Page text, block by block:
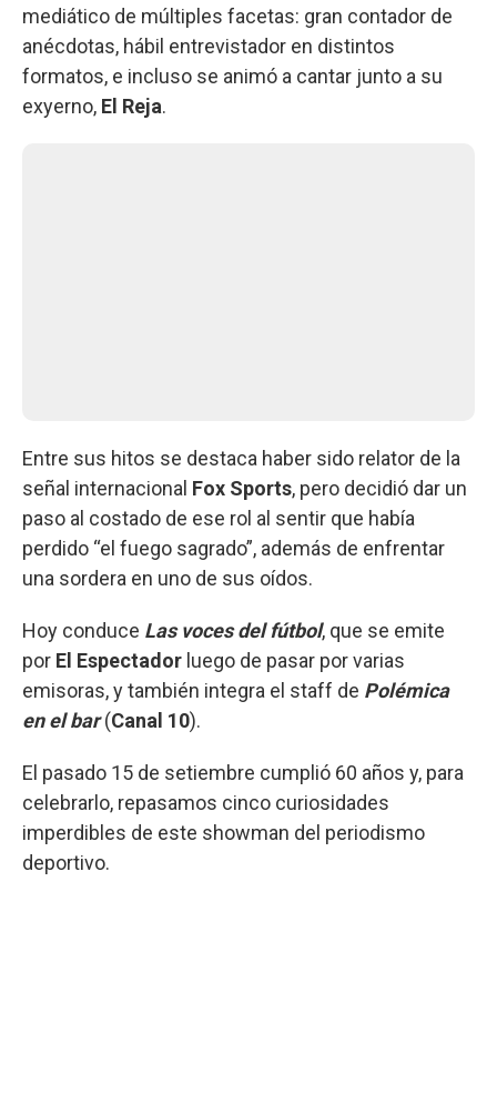
mediático de múltiples facetas: gran contador de
anécdotas, hábil entrevistador en distintos
formatos, e incluso se animó a cantar junto a su
exyerno, El Reja.
Entre sus hitos se destaca haber sido relator de la
señal internacional Fox Sports, pero decidió dar un
paso al costado de ese rol al sentir que había
perdido “el fuego sagrado”, además de enfrentar
una sordera en uno de sus oídos.
Hoy conduce Las voces del fútbol, que se emite
por El Espectador luego de pasar por varias
emisoras, y también integra el staff de Polémica
en el bar(Canal 10).
El pasado 15 de setiembre cumplió 60 años y, para
celebrarlo, repasamos cinco curiosidades
imperdibles de este showman del periodismo
deportivo.